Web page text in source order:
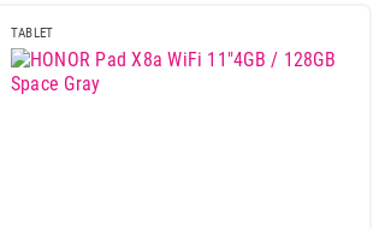
TABLET